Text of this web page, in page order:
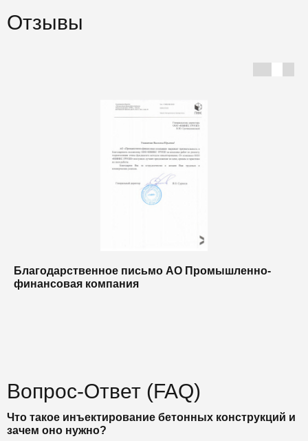
Отзывы
Благодарственное письмо АО Промышленно-
финансовая компания
Вопрос-Ответ (FAQ)
Что такое инъектирование бетонных конструкций и
зачем оно нужно?